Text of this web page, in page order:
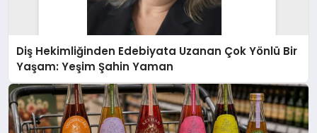
Diş Hekimliğinden Edebiyata Uzanan Çok Yönlü Bir
Yaşam: Yeşim Şahin Yaman